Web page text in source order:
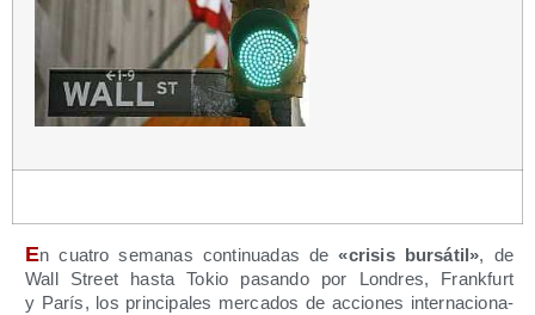
En cua­tro sema­nas con­ti­nua­das de«cri­sis bur­sá­til», de
Wall Street has­ta Tokio pasan­do por Lon­dres, Frank­furt
y París, los prin­ci­pa­les mer­ca­dos de accio­nes inter­na­cio­na­